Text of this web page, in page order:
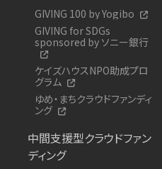
GIVING 100 by Yogibo
GIVING for SDGs
sponsored by ソニー銀行
ケイズハウスNPO助成プロ
グラム
ゆめ・まちクラウドファンディ
ング
中間支援型クラウドファン
ディング